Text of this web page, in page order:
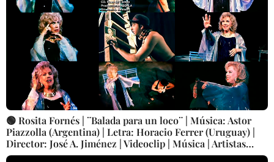
🟢 Rosita Fornés | ¨Balada para un loco¨ | Música: Astor
Piazzolla (Argentina) | Letra: Horacio Ferrer (Uruguay) |
Director: José A. Jiménez | Videoclip | Música | Artistas
Cubanos | Canción | CUBA